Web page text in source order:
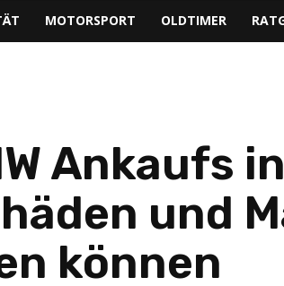
MOTORSPORT OLDTIMER
Ankaufs
und
können